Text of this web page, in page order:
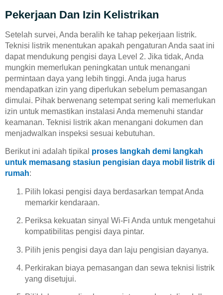
Pekerjaan Dan Izin Kelistrikan
Setelah survei, Anda beralih ke tahap pekerjaan listrik.
Teknisi listrik menentukan apakah pengaturan Anda saat ini
dapat mendukung pengisi daya Level 2. Jika tidak, Anda
mungkin memerlukan peningkatan untuk menangani
permintaan daya yang lebih tinggi. Anda juga harus
mendapatkan izin yang diperlukan sebelum pemasangan
dimulai. Pihak berwenang setempat sering kali memerlukan
izin untuk memastikan instalasi Anda memenuhi standar
keamanan. Teknisi listrik akan menangani dokumen dan
menjadwalkan inspeksi sesuai kebutuhan.
Berikut ini adalah tipikal proses langkah demi langkah
untuk memasang stasiun pengisian daya mobil listrik di
rumah:
Pilih lokasi pengisi daya berdasarkan tempat Anda
memarkir kendaraan.
Periksa kekuatan sinyal Wi-Fi Anda untuk mengetahui
kompatibilitas pengisi daya pintar.
Pilih jenis pengisi daya dan laju pengisian dayanya.
Perkirakan biaya pemasangan dan sewa teknisi listrik
yang disetujui.